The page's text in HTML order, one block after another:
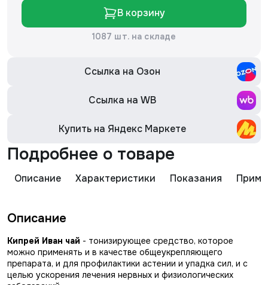
В корзину
1087 шт. на складе
Ссылка на Озон
Ссылка на WB
Купить на Яндекс Маркете
Подробнее о товаре
Описание Характеристики Показания
Описание
Кипрей Иван чай - тонизирующее средство, которое
можно применять и в качестве общеукрепляющего
препарата, и для профилактики астении и упадка сил, и с
целью ускорения лечения нервных и физиологических